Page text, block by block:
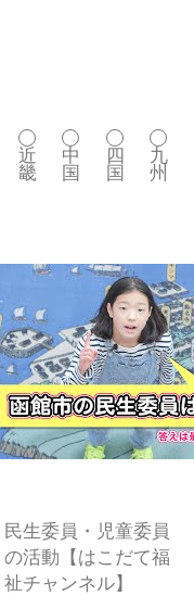
近
畿
中
国
四
国
九
州
民生委員・児童委員
の活動【はこだて福
祉チャンネル】